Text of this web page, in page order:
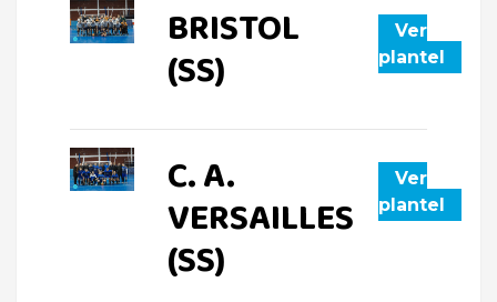
BRISTOL
(SS)
Ver
plantel
C. A.
VERSAILLES
(SS)
Ver
plantel